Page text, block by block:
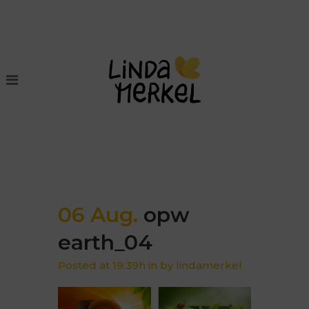
06 Aug. opw
earth_04
Posted at 19:39h in by lindamerkel